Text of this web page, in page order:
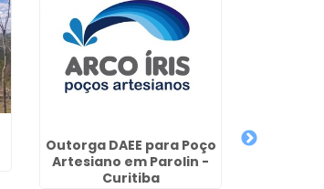
Outorga DAEE para Poço
Artesiano em Parolin -
Curitiba
Quanto